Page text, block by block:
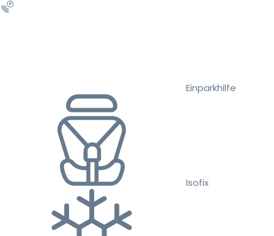
Einparkhilfe
Isofix